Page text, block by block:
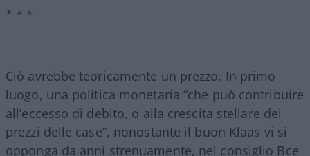
* * *
Ciò avrebbe teoricamente un prezzo. In primo
luogo, una politica monetaria “che può contribuire
all’eccesso di debito, o alla crescita stellare dei
prezzi delle case”, nonostante il buon Klaas vi si
opponga da anni strenuamente, nel consiglio Bce